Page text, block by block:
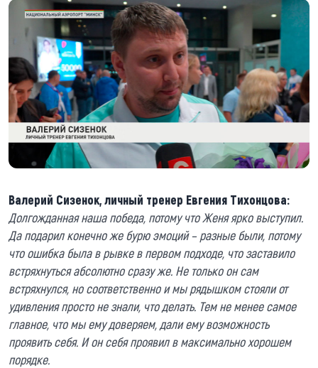
Валерий Сизенок, личный тренер Евгения Тихонцова:
Долгожданная наша победа, потому что Женя ярко выступил.
Да подарил конечно же бурю эмоций – разные были, потому
что ошибка была в рывке в первом подходе, что заставило
встряхнуться абсолютно сразу же. Не только он сам
встряхнулся, но соответственно и мы рядышком стояли от
удивления просто не знали, что делать. Тем не менее самое
главное, что мы ему доверяем, дали ему возможность
проявить себя. И он себя проявил в максимально хорошем
порядке.